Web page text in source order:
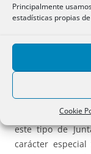
Principalmente
estadísticas propias
Cookie
– No es
– R. 27 de
privilegios de la
art. 108 L.S.A.)
Entienden el
es válida una
este tipo de
carácter